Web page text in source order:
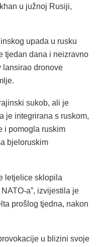
u južnoj Rusiji,
upada u rusku
tjedan dana i neizravno
lansirao dronove
sukob, ali je
je integrirana s ruskom,
i pomogla ruskim
bjeloruskim
letjelice sklopila
a”, izvijestila je
prošlog tjedna, nakon
u blizini svoje